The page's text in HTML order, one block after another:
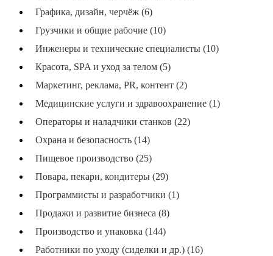
Графика, дизайн, черчёж (6)
Грузчики и общие рабочие (10)
Инженеры и технические специалисты (10)
Красота, SPA и уход за телом (5)
Маркетинг, реклама, PR, контент (2)
Медицинские услуги и здравоохранение (1)
Операторы и наладчики станков (22)
Охрана и безопасность (14)
Пищевое производство (25)
Повара, пекари, кондитеры (29)
Программисты и разработчики (1)
Продажи и развитие бизнеса (8)
Производство и упаковка (144)
Работники по уходу (сиделки и др.) (16)